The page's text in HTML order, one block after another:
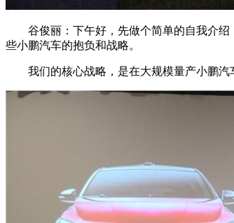
谷俊丽：下午好，先做个简单的自我介绍
些小鹏汽车的抱负和战略。
我们的核心战略，是在大规模量产小鹏汽